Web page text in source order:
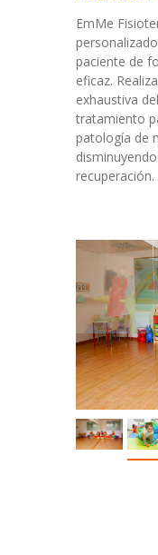
EmMe
paciente de
eficaz.
exhaustiva
tratamiento
patología de
recuperación.